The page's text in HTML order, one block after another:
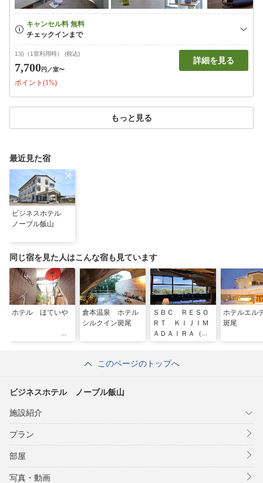
1泊（1室利用時） (税込)
7,700円 ／室〜
ポイント(1%)
詳細を見る
もっと見る
最近見た宿
ビジネスホテル
ノーブル飯山
同じ宿を見た人はこんな宿も見ています
ホテル ほていや
倉本温泉 ホテル
シルクイン斑尾
ＳＢＣ ＲＥＳＯ
ＲＴ ＫＩＪＩＭ
ＡＤＡＩＲＡ（旧
ホテルエル
斑尾
このページのトップへ
ビジネスホテル ノーブル飯山
施設紹介
プラン
部屋
写真・動画